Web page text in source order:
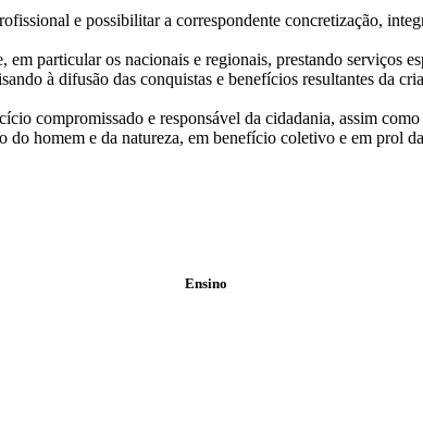
e possibilitar a correspondente concretização,
particular os nacionais e regionais, prestando serviços
à difusão das conquistas e benefícios resultantes da
compromissado e responsável da cidadania, assim
homem e da natureza, em benefício coletivo e em prol
Ensino